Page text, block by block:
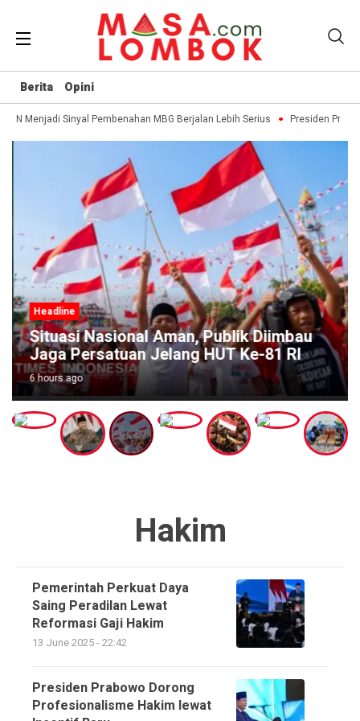
Berita Opini
Menjadi Sinyal Pembenahan MBG Berjalan Lebih Serius Presiden
Headline
Situasi Nasional Aman, Publik Diimbau
Jaga Persatuan Jelang HUT Ke-81 RI
6 hours ago
Hakim
Pemerintah Perkuat Daya
Saing Peradilan Lewat
Reformasi Gaji Hakim
13 June 2025 - 22:42
Presiden Prabowo Dorong
Profesionalisme Hakim lewat